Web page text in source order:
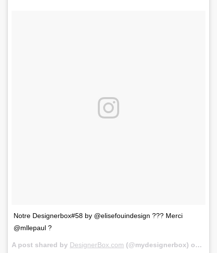
Notre Designerbox#58 by @elisefouindesign ??? Merci
@mllepaul ?
A post shared by DesignerBox.com (@mydesignerbox) on